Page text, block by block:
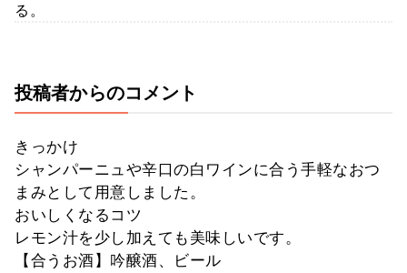
る。
投稿者からのコメント
きっかけ
シャンパーニュや辛口の白ワインに合う手軽なおつ
まみとして用意しました。
おいしくなるコツ
レモン汁を少し加えても美味しいです。
【合うお酒】吟醸酒、ビール